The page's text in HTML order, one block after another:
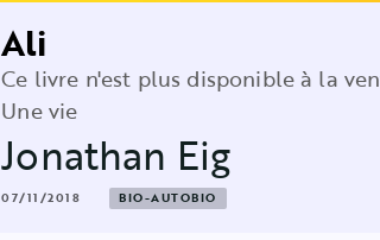
Ali
Ce livre n'est plus disponible à la
Une vie
Jonathan Eig
07/11/2018 BIO-AUTOBIO